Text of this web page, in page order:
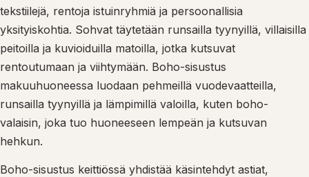
tekstiilejä, rentoja istuinryhmiä ja persoonallisia
yksityiskohtia. Sohvat täytetään runsailla tyynyillä, villaisilla
peitoilla ja kuvioiduilla matoilla, jotka kutsuvat
rentoutumaan ja viihtymään. Boho-sisustus
makuuhuoneessa luodaan pehmeillä vuodevaatteilla,
runsailla tyynyillä ja lämpimillä valoilla, kuten boho-
valaisin, joka tuo huoneeseen lempeän ja kutsuvan
hehkun.
Boho-sisustus keittiössä yhdistää käsintehdyt astiat,